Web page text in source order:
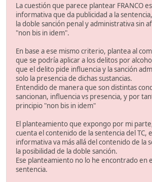
La cuestión que parece plantear FRANCO
informativa que da publicidad a la
la doble sanción penal y administrativa sin
"non bis in idem".
En base a ese mismo criterio, plantea al
que se podría aplicar a los delitos por
que el delito pide influencia y la sanción
solo la presencia de dichas sustancias.
Entendido de manera que son distintas
sancionan, influencia vs presencia, y por
principio "non bis in idem"
El planteamiento que expongo por mi
cuenta el contenido de la sentencia del TC,
informativa va más allá del contenido de la
la posibilidad de la doble sanción.
Ese planteamiento no lo he encontrado en
sentencia.